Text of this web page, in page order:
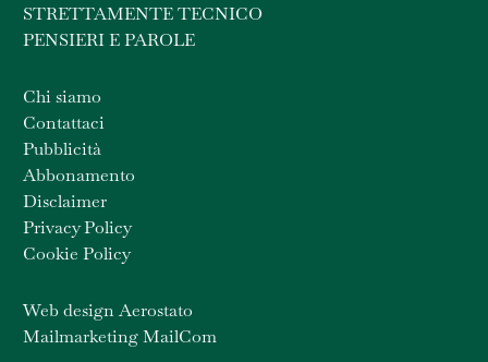
STRETTAMENTE TECNICO
PENSIERI E PAROLE
Chi siamo
Contattaci
Pubblicità
Abbonamento
Disclaimer
Privacy Policy
Cookie Policy
Web design Aerostato
Mailmarketing MailCom